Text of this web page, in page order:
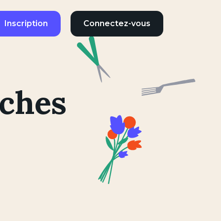
Inscription Connectez-vous